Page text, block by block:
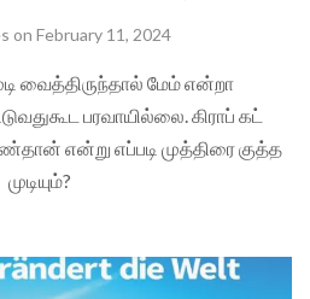
on February 11, 2024
வைத்திருந்தால் மேம் என்றா
பரவாயில்லை. கிராப் கட்
என்று எப்படி முத்திரை குத்த
முடியும்?